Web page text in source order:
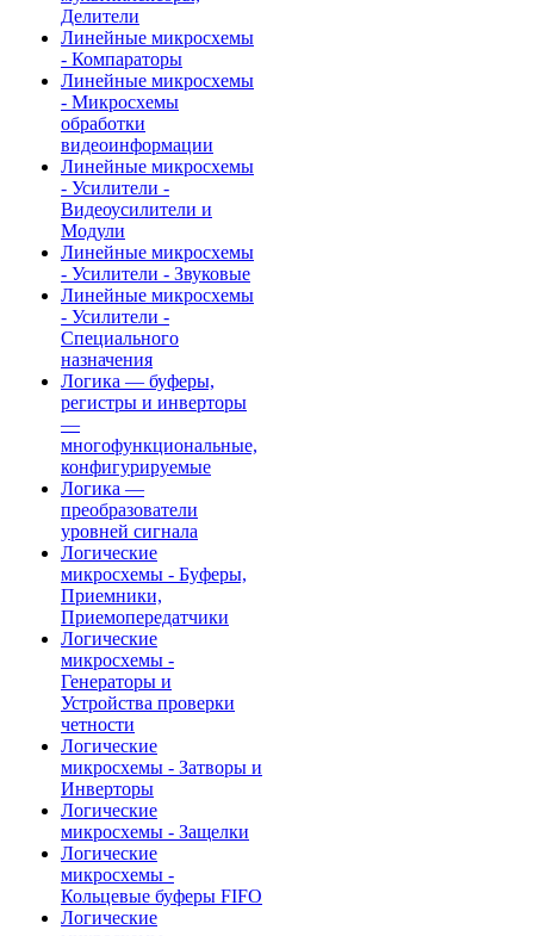
Делители
Линейные микросхемы
- Компараторы
Линейные микросхемы
- Микросхемы
обработки
видеоинформации
Линейные микросхемы
- Усилители -
Видеоусилители и
Модули
Линейные микросхемы
- Усилители - Звуковые
Линейные микросхемы
- Усилители -
Специального
назначения
Логика — буферы,
регистры и инверторы
—
многофункциональные,
конфигурируемые
Логика —
преобразователи
уровней сигнала
Логические
микросхемы - Буферы,
Приемники,
Приемопередатчики
Логические
микросхемы -
Генераторы и
Устройства проверки
четности
Логические
микросхемы - Затворы и
Инверторы
Логические
микросхемы - Защелки
Логические
микросхемы -
Кольцевые буферы FIFO
Логические